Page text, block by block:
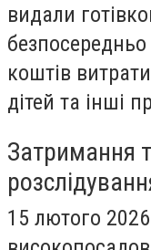
видали
коштів
дітей та інші
Затримання
15 лютого